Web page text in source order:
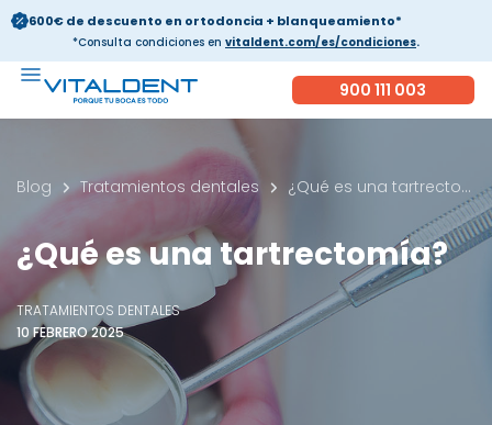
600€ de descuento en ortodoncia + blanqueamiento*
*Consulta condiciones en vitaldent.com/es/condiciones.
900 111 003
Blog Tratamientos dentales ¿Qué es una tartrectomía?
¿Qué es una tartrectomía?
TRATAMIENTOS DENTALES
10 FEBRERO 2025